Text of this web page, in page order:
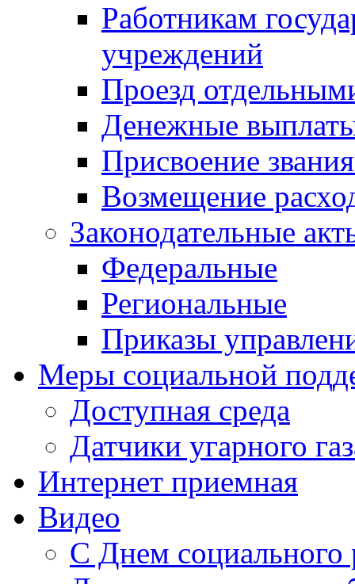
Работникам
учреждений
Проезд
Денежные
Присвоение
Возмещение
Законодательные
Федеральные
Региональные
Приказы
Меры социальной
Доступная среда
Датчики угарного
Интернет приемная
Видео
С Днем социального